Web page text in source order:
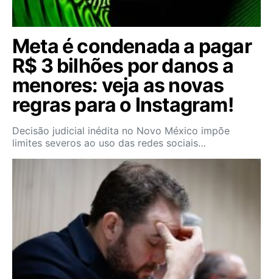
Meta é condenada a pagar
R$ 3 bilhões por danos a
menores: veja as novas
regras para o Instagram!
Decisão judicial inédita no Novo México impõe
limites severos ao uso das redes sociais…